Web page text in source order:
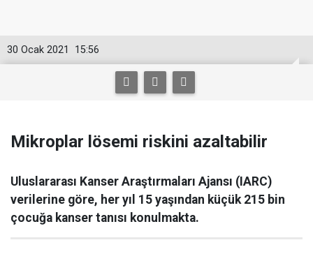
15:56
30 Ocak 2021
Mikroplar lösemi riskini azaltabilir
Uluslararası Kanser Araştırmaları Ajansı (IARC)
verilerine göre, her yıl 15 yaşından küçük 215 bin
çocuğa kanser tanısı konulmakta.